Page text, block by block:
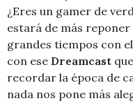
¿Eres un gamer de
estará de más
grandes tiempos con el
con ese Dreamcast
recordar la época de
nada nos pone más